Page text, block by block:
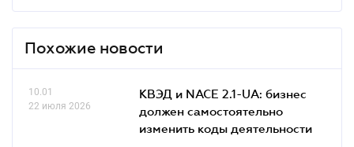
Похожие новости
10.01
22 июля 2026
КВЭД и NACE 2.1-UA: бизнес
должен самостоятельно
изменить коды деятельности